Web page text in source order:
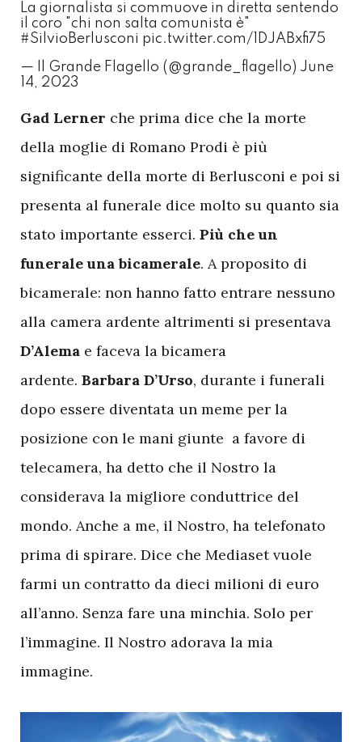
La giornalista si commuove in diretta sentendo
il coro "chi non salta comunista è"
#SilvioBerlusconi pic.twitter.com/1DJABxfi75
— Il Grande Flagello (@grande_flagello) June
14, 2023
Gad Lerner che prima dice che la morte
della moglie di Romano Prodi è più
significante della morte di Berlusconi e poi si
presenta al funerale dice molto su quanto sia
stato importante esserci. Più che un
funerale una bicamerale. A proposito di
bicamerale: non hanno fatto entrare nessuno
alla camera ardente altrimenti si presentava
D’Alema e faceva la bicamera
ardente. Barbara D’Urso, durante i funerali
dopo essere diventata un meme per la
posizione con le mani giunte a favore di
telecamera, ha detto che il Nostro la
considerava la migliore conduttrice del
mondo. Anche a me, il Nostro, ha telefonato
prima di spirare. Dice che Mediaset vuole
farmi un contratto da dieci milioni di euro
all’anno. Senza fare una minchia. Solo per
l’immagine. Il Nostro adorava la mia
immagine.